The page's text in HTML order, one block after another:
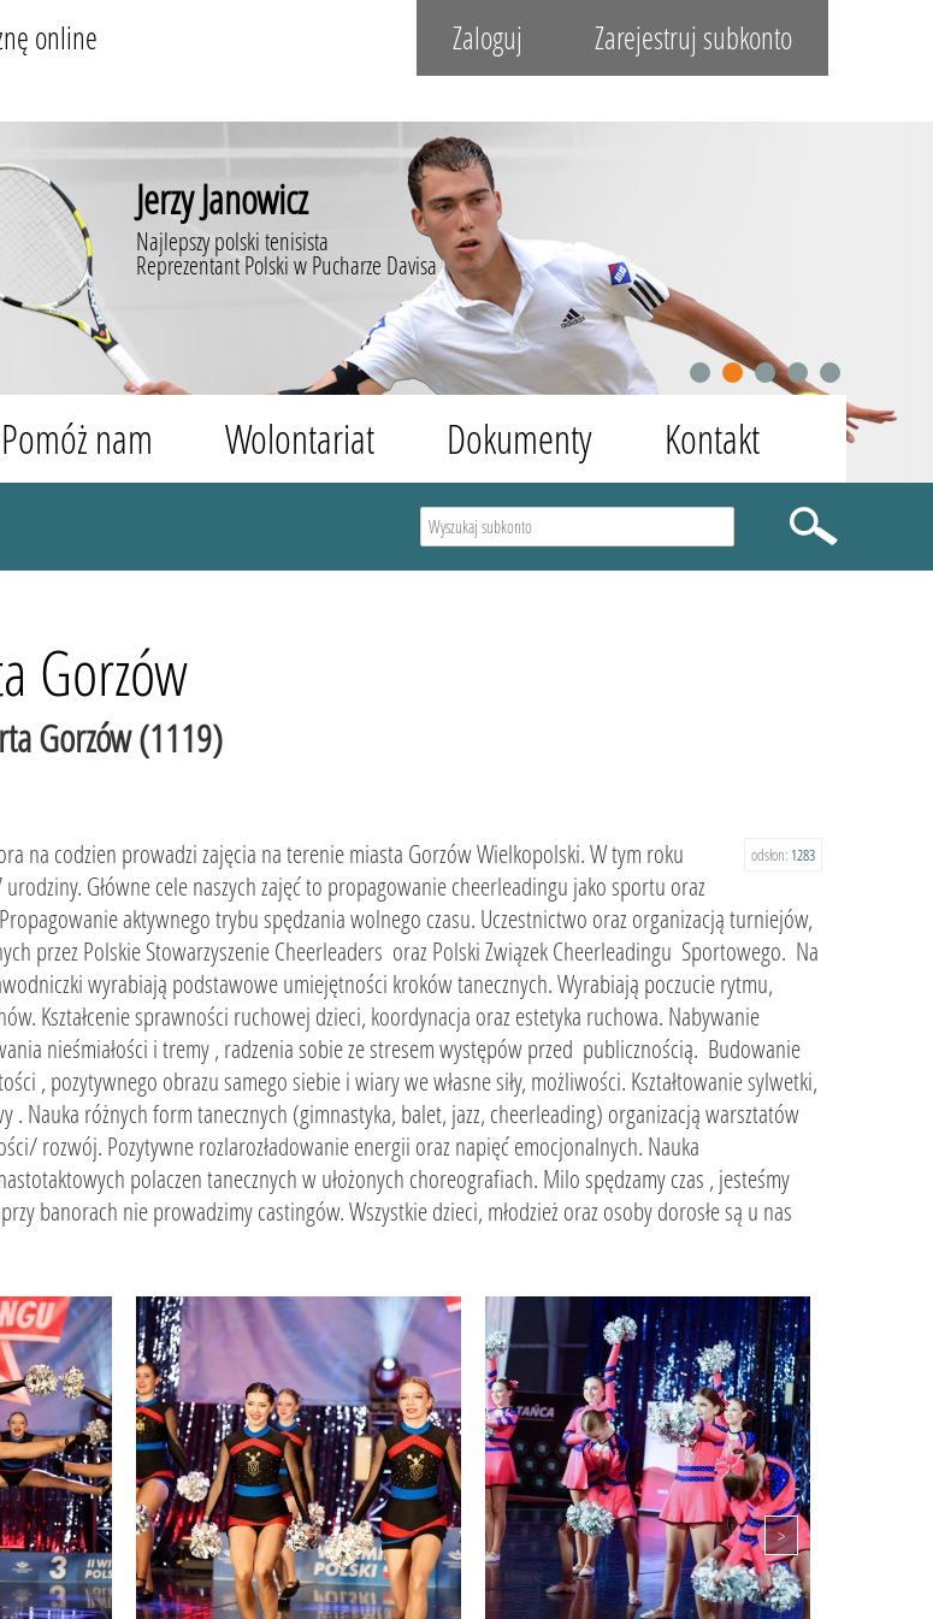
online Zaloguj Zarejestruj subkonto
Jerzy Janowicz
Najlepszy polski tenisista
Reprezentant Polski w Pucharze Davisa
1 2 3 4 5
Pomóż nam Wolontariat Dokumenty Kontakt
Gorzów
Gorzów (1119)
odsłon: 1283
na codzien prowadzi zajęcia na terenie miasta Gorzów Wielkopolski. W tym roku
Główne cele naszych zajęć to propagowanie cheerleadingu jako sportu oraz
aktywnego trybu spędzania wolnego czasu. Uczestnictwo oraz organizacją turniejów,
przez Polskie Stowarzyszenie Cheerleaders oraz Polski Związek Cheerleadingu Sportowego. Na
wyrabiają podstawowe umiejętności kroków tanecznych. Wyrabiają poczucie rytmu,
Kształcenie sprawności ruchowej dzieci, koordynacja oraz estetyka ruchowa. Nabywanie
nieśmiałości i tremy , radzenia sobie ze stresem występów przed publicznością. Budowanie
, pozytywnego obrazu samego siebie i wiary we własne siły, możliwości. Kształtowanie sylwetki,
. Nauka różnych form tanecznych (gimnastyka, balet, jazz, cheerleading) organizacją warsztatów
rozwój. Pozytywne rozlarozładowanie energii oraz napięć emocjonalnych. Nauka
polaczen tanecznych w ułożonych choreografiach. Milo spędzamy czas , jesteśmy
banorach nie prowadzimy castingów. Wszystkie dzieci, młodzież oraz osoby dorosłe są u nas